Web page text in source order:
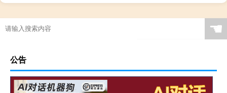
☚
公告